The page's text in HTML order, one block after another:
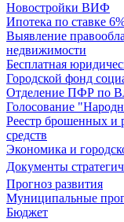
Новостройки ВИФ
Ипотека по ставке
Выявление
недвижимости
Бесплатная
Городской фонд
Отделение ПФР по
Голосование
Реестр брошенных и
средств
Экономика и
Документы
Прогноз развития
Муниципальные
Бюджет